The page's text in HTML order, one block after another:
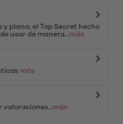
y plana, el Top Secret hecho
usar de manera...más
más
valoraciones...más